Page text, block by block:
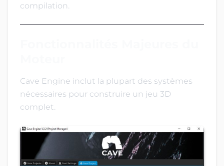
compilation.
Cave Engine inclut la plupart des systèmes
nécessaires pour construire un jeu 3D
complet.